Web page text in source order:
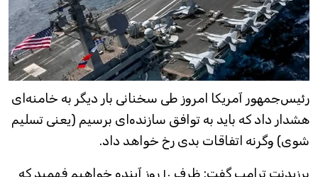
رئیس‌جمهور آمریکا امروز طی سخنانی بار دیگر به خامنه‌ای
هشدار داد که باید به توافق سازنده‌ای برسیم (یعنی تسلیم
شوی) وگرنه اتفاقات بدی رخ خواهد داد.
پرزیدنت ترامپ گفت: ظرف ۱۰ روز آینده خواهیم فهمید که